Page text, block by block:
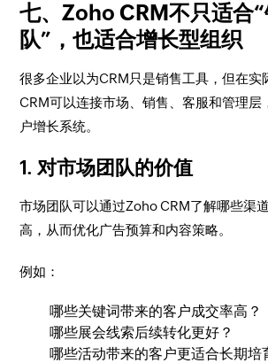
七、Zoho CRM不只适合“
队”，也适合增长型组织
很多企业以为CRM只是销售工具，但在实
CRM可以连接市场、销售、客服和管理层
户增长系统。
1. 对市场团队的价值
市场团队可以通过Zoho CRM了解哪些渠
高，从而优化广告预算和内容策略。
例如：
哪些关键词带来的客户成交率高？
哪些展会线索后续转化更好？
哪些活动带来的客户更适合长期培